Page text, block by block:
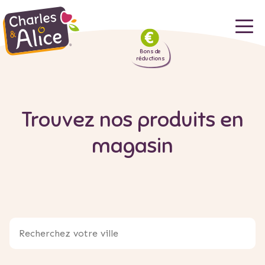
Aller
au
contenu
Bons de
réductions
Trouvez nos produits en
magasin